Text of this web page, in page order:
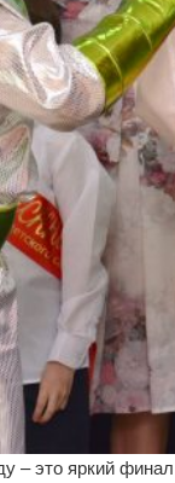
– это яркий